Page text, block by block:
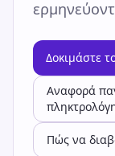
Δοκιμάστε
Αναφορά
Πώς να